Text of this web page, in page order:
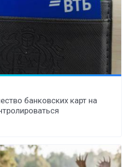
банковских карт на